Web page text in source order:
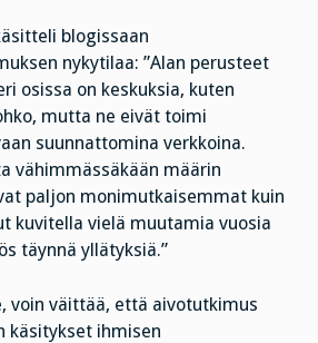
blogissaan
nykytilaa: ”Alan perusteet
osissa on keskuksia, kuten
mutta ne eivät toimi
suunnattomina verkkoina.
vähimmässäkään määrin
paljon monimutkaisemmat kuin
kuvitella vielä muutamia vuosia
täynnä yllätyksiä.”
voin väittää, että aivotutkimus
käsitykset ihmisen